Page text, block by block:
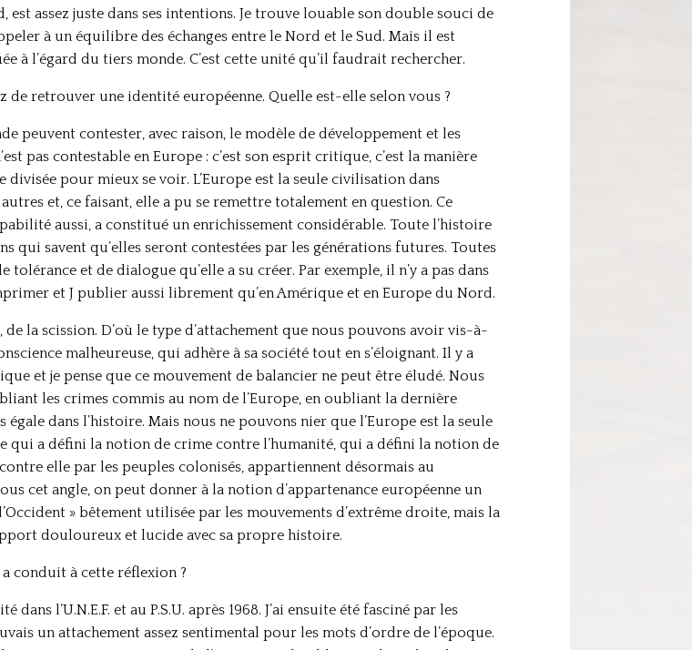
est assez juste dans ses intentions. Je trouve louable son double souci de
à un équilibre des échanges entre le Nord et le Sud. Mais il est
à l’égard du tiers monde. C’est cette unité qu’il faudrait rechercher.
de retrouver une identité européenne. Quelle est-elle selon vous ?
peuvent contester, avec raison, le modèle de développement et les
pas contestable en Europe : c’est son esprit critique, c’est la manière
divisée pour mieux se voir. L’Europe est la seule civilisation dans
et, ce faisant, elle a pu se remettre totalement en question. Ce
aussi, a constitué un enrichissement considérable. Toute l’histoire
qui savent qu’elles seront contestées par les générations futures. Toutes
tolérance et de dialogue qu’elle a su créer. Par exemple, il n’y a pas dans
et J publier aussi librement qu’en Amérique et en Europe du Nord.
la scission. D’où le type d’attachement que nous pouvons avoir vis-à-
malheureuse, qui adhère à sa société tout en s’éloignant. Il y a
et je pense que ce mouvement de balancier ne peut être éludé. Nous
les crimes commis au nom de l’Europe, en oubliant la dernière
dans l’histoire. Mais nous ne pouvons nier que l’Europe est la seule
qui a défini la notion de crime contre l’humanité, qui a défini la notion de
elle par les peuples colonisés, appartiennent désormais au
cet angle, on peut donner à la notion d’appartenance européenne un
» bêtement utilisée par les mouvements d’extrême droite, mais la
douloureux et lucide avec sa propre histoire.
conduit à cette réflexion ?
l’U.N.E.F. et au P.S.U. après 1968. J’ai ensuite été fasciné par les
un attachement assez sentimental pour les mots d’ordre de l’époque.